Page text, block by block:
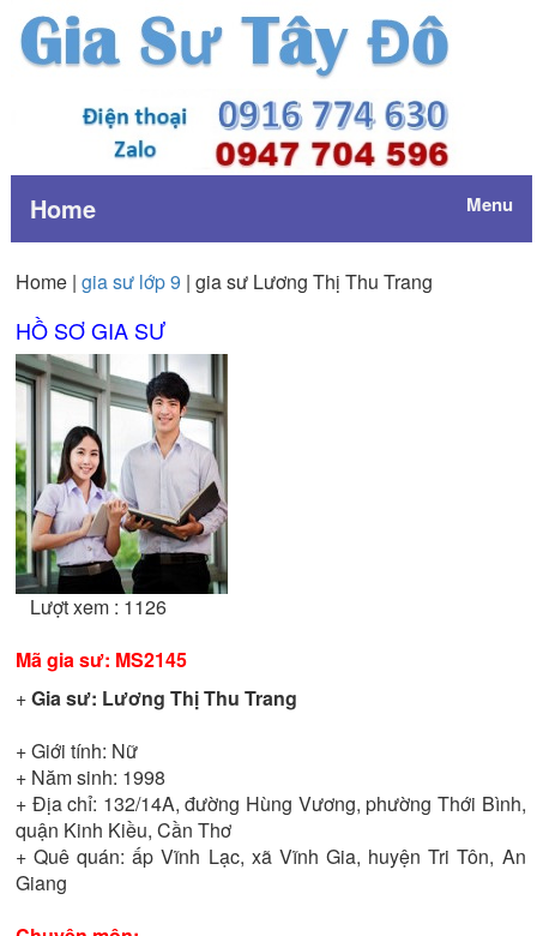
Home Menu
Home | gia sư lớp 9 | gia sư Lương Thị Thu Trang
HỒ SƠ GIA SƯ
Lượt xem : 1126
Mã gia sư: MS2145
+Gia sư: Lương Thị Thu Trang
+ Giới tính: Nữ
+ Năm sinh: 1998
+ Địa chỉ: 132/14A, đường Hùng Vương, phường Thới Bình,
quận Kinh Kiều, Cần Thơ
+ Quê quán:ấp Vĩnh Lạc, xã Vĩnh Gia, huyện Tri Tôn, An
Giang